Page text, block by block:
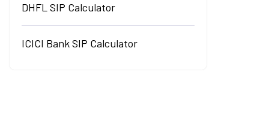
DHFL SIP Calculator
ICICI Bank SIP Calculator